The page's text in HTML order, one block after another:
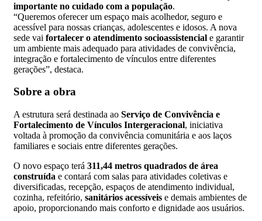
importante no cuidado com a população.
“Queremos oferecer um espaço mais acolhedor, seguro e
acessível para nossas crianças, adolescentes e idosos. A nova
sede vai fortalecer o atendimento socioassistencial e garantir
um ambiente mais adequado para atividades de convivência,
integração e fortalecimento de vínculos entre diferentes
gerações”, destaca.
Sobre a obra
A estrutura será destinada ao Serviço de Convivência e
Fortalecimento de Vínculos Intergeracional, iniciativa
voltada à promoção da convivência comunitária e aos laços
familiares e sociais entre diferentes gerações.
O novo espaço terá 311,44 metros quadrados de área
construída e contará com salas para atividades coletivas e
diversificadas, recepção, espaços de atendimento individual,
cozinha, refeitório, sanitários acessíveis e demais ambientes de
apoio, proporcionando mais conforto e dignidade aos usuários.